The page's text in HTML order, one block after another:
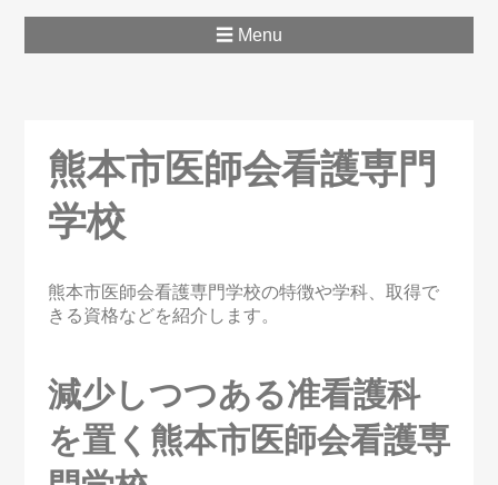
☰ Menu
熊本市医師会看護専門
学校
熊本市医師会看護専門学校の特徴や学科、取得で
きる資格などを紹介します。
減少しつつある准看護科
を置く熊本市医師会看護専